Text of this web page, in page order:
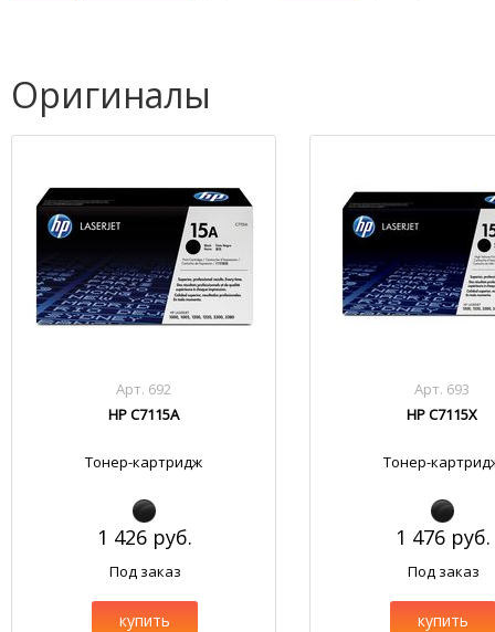
Оригиналы
Арт. 692
HP C7115A
Тонер-картридж
1 426 руб.
Под заказ
купить
Арт. 693
HP C7115X
Тонер-
1 476 руб.
Под заказ
купить